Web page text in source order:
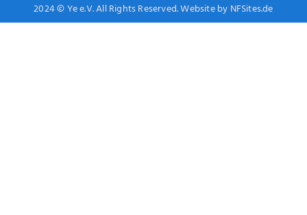
2024 © Ye e.V. All Rights Reserved. Website by NFSites.de